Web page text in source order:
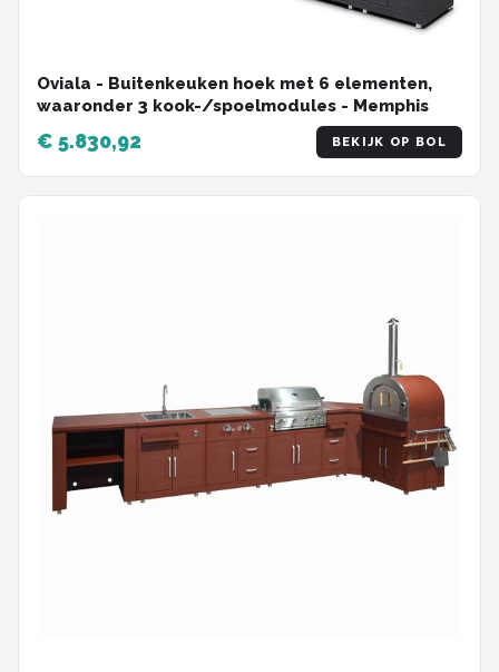
Oviala - Buitenkeuken hoek met 6 elementen,
waaronder 3 kook-/spoelmodules - Memphis
€ 5.830,92 BEKIJK OP BOL